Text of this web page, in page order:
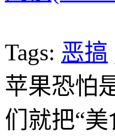
Tags: 恶搞
苹果恐怕
们就把“